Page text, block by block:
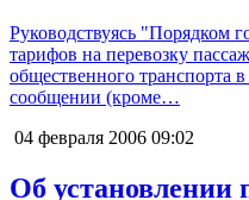
Руководствуясь "Порядком
тарифов на перевозку
общественного транспорта
сообщении (кроме…
04 февраля 2006 09:02
Об установлении